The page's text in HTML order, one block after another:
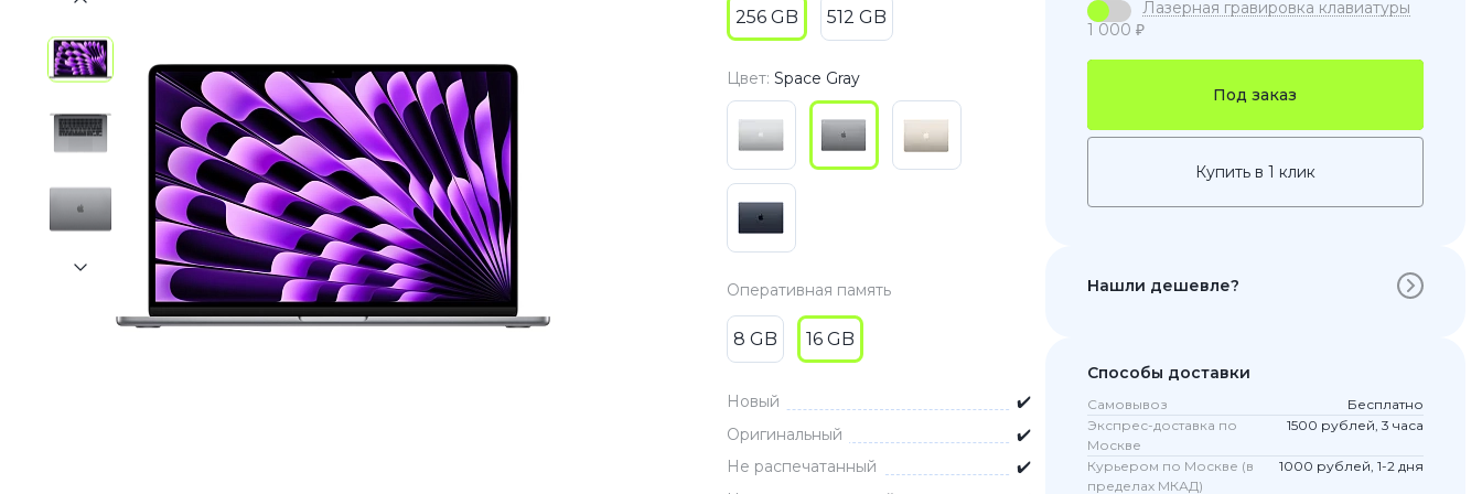
iPhone 11
iPhone SE
Pixel 6
Poco
F Series
M Series
X Series
256 GB 512 GB
Цвет: Space Gray
Оперативная память
8 GB 16 GB
Новый
✔️
Оригинальный
✔️
Не распечатанный
✔️
Лазерная гравировка клавиатуры
1 000 ₽
Под заказ
Купить в 1 клик
Нашли дешевле?
Способы доставки
Самовывоз
Бесплатно
Экспрес-доставка по
Москве
1500 рублей, 3 часа
Курьером по Москве (в
пределах МКАД)
1000 рублей, 1-2 дня